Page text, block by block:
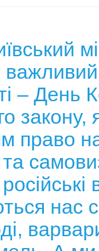
– День
закону,
право
та
нас